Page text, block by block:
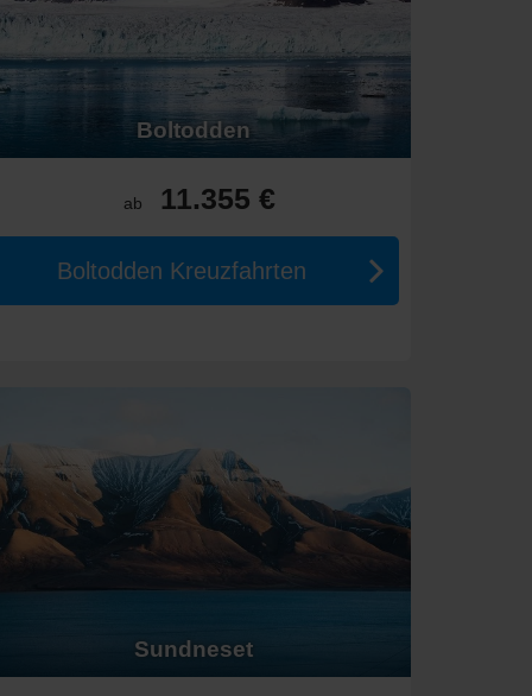
Boltodden
ab 11.355 €
Boltodden Kreuzfahrten
Sundneset